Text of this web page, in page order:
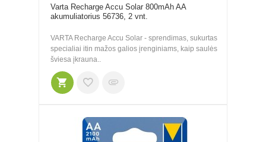
Varta Recharge Accu Solar 800mAh AA
akumuliatorius 56736, 2 vnt.
VARTA Recharge Accu Solar - sprendimas, sukurtas
specialiai itin mažos galios įrenginiams, kaip saulės
šviesa įkrauna..